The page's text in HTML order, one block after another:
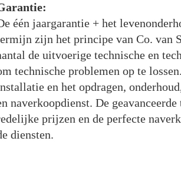
één jaargarantie + het
zijn het principe van Co. van
de uitvoerige technische en
technische problemen op te
en het opdragen,
naverkoopdienst. De
prijzen en de perfecte
diensten.